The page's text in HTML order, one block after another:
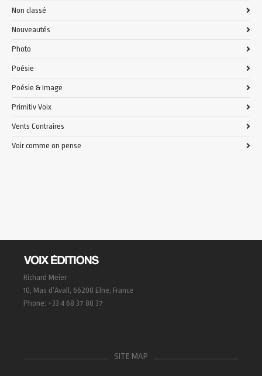
Non classé
Nouveautés
Photo
Poésie
Poésie & Image
Primitiv Voix
Vents Contraires
Voir comme on pense
Richard Meier
10, Mas d’Avall, 66200 Elne, France
Phone: +33 4 68 37 88 37
SITE MAP